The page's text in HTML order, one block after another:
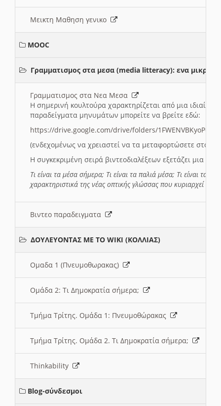
Μεικτη Μαθηση γενικο
MOOC
Γραμματισμος στα μεσα (media litteracy): ενα μικρο
Γραμματισμος στα Νεα Μεσα
Η σημερινή κουλτούρα χαρακτηρίζεται από μια
παραδείγματα μηνυμάτων μπορείτε να βρείτε εδώ:
https://drive.google.com/drive/folders/
(ενδεχομένως να χρειαστεί να τα μεταφορτώσετε στο
Η συγκεκριμένη σειρά βιντεοδιαλέξεων εξετάζει μια
Τι είναι τα μέσα σήμερα; Τι είναι τα παλιά μέσα; Τι είναι τα
χαρακτηριστικά της νέας οπτικής γλώσσας που κυριαρχεί
Βιντεο παραδειγματα
ΔΟΥΛΕΥΟΝΤΑΣ ΜΕ ΤΟ WIKI (ΚΟΛΛΙΑΣ)
Ομαδα 1 (Πνευμοθωρακας)
Ομάδα 2: Τι Δημοκρατία σήμερα;
Τμήμα Τρίτης. Ομάδα 1: Πνευμοθώρακας
Τμήμα Τρίτης. Ομάδα 2. Τι Δημοκρατία σήμερα;
Thinkability
Blog-σύνδεσμοι